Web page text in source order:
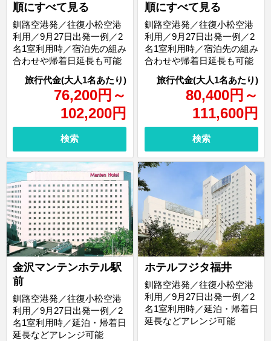
順にすべて見る
76,200円 ～
102,200円
釧路空港発／往復小松空港
利用／9月27日出発一例／2
名1室利用時／宿泊先の組み
合わせや帰着日延長も可能
検索
順にすべて見る
80,400円 ～
111,600円
釧路空港発／往復小松空港
利用／9月27日出発一例／2
名1室利用時／宿泊先の組み
合わせや帰着日延長も可能
検索
金沢マンテンホテル駅
前
釧路空港発／往復小松空港
利用／9月27日出発一例／2
名1室利用時／延泊・帰着日
延長などアレンジ可能
ホテルフジタ福井
釧路空港発／往復小松空港
利用／9月27日出発一例／2
名1室利用時／延泊・帰着日
延長などアレンジ可能